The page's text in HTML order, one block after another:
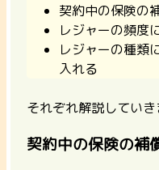
契約中の保険の
レジャーの頻度
レジャーの種類
入れる
それぞれ解説していき
契約中の保険の補